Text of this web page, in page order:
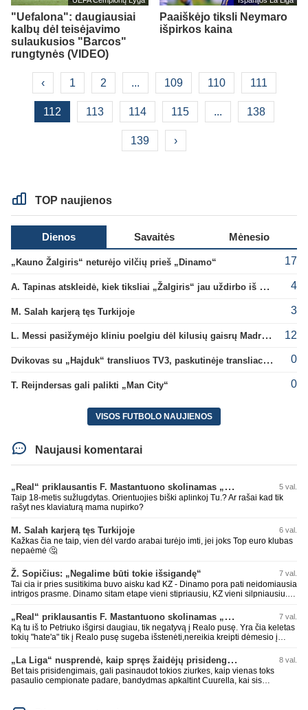
"Uefalona": daugiausiai
kalbų dėl teisėjavimo
sulaukusios "Barcos"
rungtynės (VIDEO)
Paaiškėjo tiksli Neymaro
išpirkos kaina
‹ 1 2 ... 109 110 111
112 113 114 115 ... 138
139 ›
TOP naujienos
Dienos Savaitės Mėnesio
„Kauno Žalgiris“ neturėjo vilčių prieš „Dinamo“ 17
A. Tapinas atskleidė, kiek tiksliai „Žalgiris“ jau uždirbo iš UEFA premijų 4
M. Salah karjerą tęs Turkijoje 3
L. Messi pasižymėjo kliniu poelgiu dėl kilusių gaisrų Madride 12
Dvikovas su „Hajduk“ transliuos TV3, paskutinėje transliacijoje – nauji rekordai 0
T. Reijndersas gali palikti „Man City“ 0
VISOS FUTBOLO NAUJIENOS
Naujausi komentarai
„Real“ priklausantis F. Mastantuono skolinamas „Fiorentina“ ekipai 5 val.
Taip 18-metis sužlugdytas. Orientuojies biški aplinkoj Tu.? Ar rašai kad tik
rašyt nes klaviaturą mama nupirko?
M. Salah karjerą tęs Turkijoje 6 val.
Kažkas čia ne taip, vien dėl vardo arabai turėjo imti, jei joks Top euro klubas
nepaėmė 🤔
Ž. Sopičius: „Negalime būti tokie išsigandę“ 7 val.
Tai cia ir pries susitikima buvo aisku kad KZ - Dinamo pora pati neidomiausia
intrigos prasme. Dinamo sitam etape vieni stipriausiu, KZ vieni silpniausiu.
„Real“ priklausantis F. Mastantuono skolinamas „Fiorentina“ ekipai 7 val.
Ką tu iš to Petriuko išgirsi daugiau, tik negatyvą į Realo pusę. Yra čia keletas
tokių "hate'a" tik į Realo pusę sugeba išstenėti,nereikia kreipti dėmesio į
„La Liga“ nusprendė, kaip spręs žaidėjų prisidengimo burnomis klausimą 8 val.
Bet tais prisidengimais, gali pasinaudot tokios ziurkes, kaip vienas toks
pasaulio cempionate padare, bandydmas apkaltint Cuurella, kai sis